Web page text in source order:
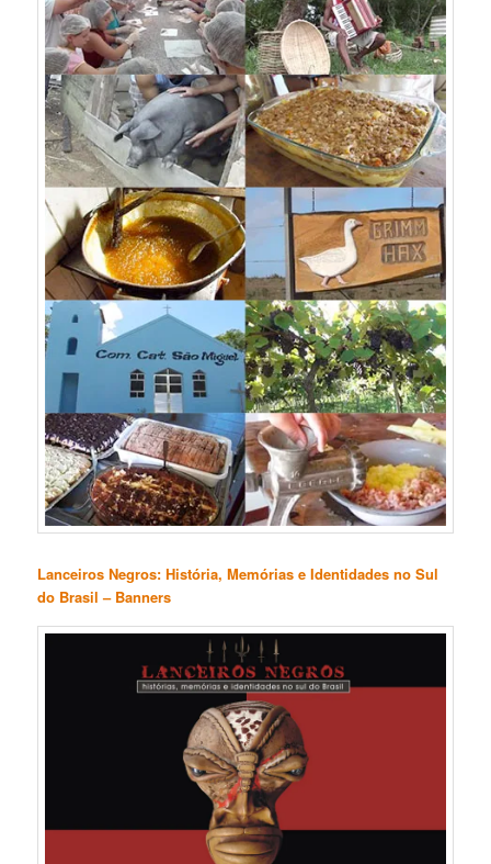
Lanceiros Negros: História, Memórias e Identidades no Sul
do Brasil – Banners